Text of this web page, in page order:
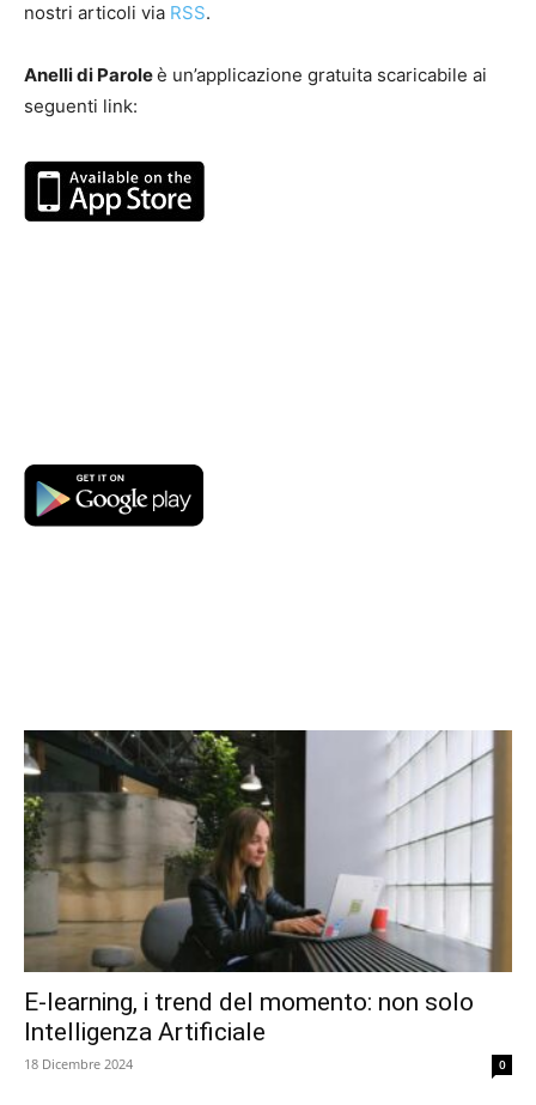
nostri articoli via RSS.
Anelli di Paroleè un’applicazione gratuita scaricabile ai
seguenti link:
E-learning, i trend del momento: non solo
Intelligenza Artificiale
18 Dicembre 2024 0